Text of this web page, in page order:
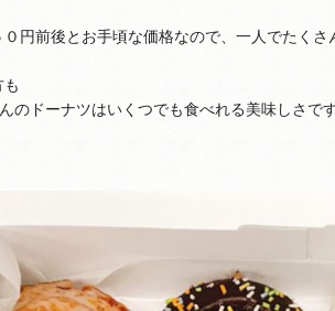
円前後とお手頃な価格なので、一人でたくさ
のドーナツはいくつでも食べれる美味しさです